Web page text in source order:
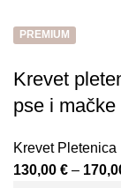
PREMIUM
Krevet
pse i
Krevet Pletenica
130,00 € –